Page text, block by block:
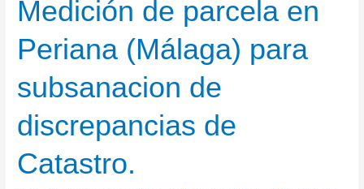
Medición de parcela en
Periana (Málaga) para
subsanacion de
discrepancias de
Catastro.
de
parcela
en
Periana
para
de